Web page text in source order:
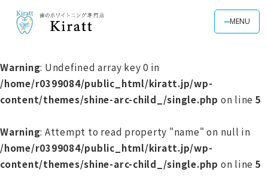
MENU
Warning: Undefined array key 0 in
/home/r0399084/public_html/kiratt.jp/wp-
content/themes/shine-arc-child_/single.php on line 5
Warning: Attempt to read property "name" on null in
/home/r0399084/public_html/kiratt.jp/wp-
content/themes/shine-arc-child_/single.php on line 5